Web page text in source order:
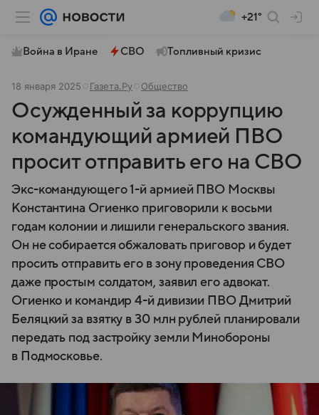
+21°
Война в Иране СВО Топливный кризис
18 января 2025 Газета.Ру Общество
Осужденный за коррупцию
командующий армией ПВО
просит отправить его на СВО
Экс-командующего 1-й армией ПВО Москвы
Константина Огиенко приговорили к восьми
годам колонии и лишили генеральского звания.
Он не собирается обжаловать приговор и будет
просить отправить его в зону проведения СВО
даже простым солдатом, заявил его адвокат.
Огиенко и командир 4-й дивизии ПВО Дмитрий
Беляцкий за взятку в 30 млн рублей планировали
передать под застройку земли Минобороны
в Подмосковье.